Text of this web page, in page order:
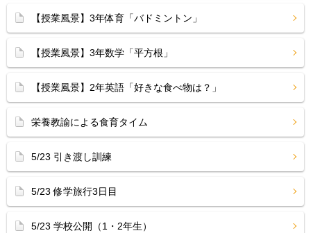
【授業風景】3年体育「バドミントン」
【授業風景】3年数学「平方根」
【授業風景】2年英語「好きな食べ物は？」
栄養教諭による食育タイム
5/23 引き渡し訓練
5/23 修学旅行3日目
5/23 学校公開（1・2年生）